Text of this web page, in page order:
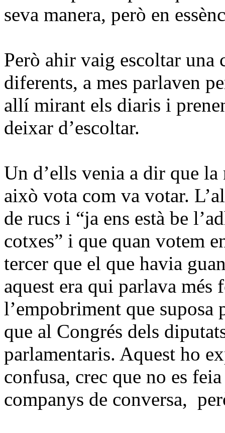
seva manera, però en
Però ahir vaig escoltar una
diferents, a mes parlaven
allí mirant els diaris i
deixar d’escoltar.
Un d’ells venia a dir que
això vota com va votar.
de rucs i “ja ens està be
cotxes” i que quan votem
tercer que el que havia
aquest era qui parlava
l’empobriment que
que al Congrés dels
parlamentaris. Aquest ho
confusa, crec que no es
companys de conversa,